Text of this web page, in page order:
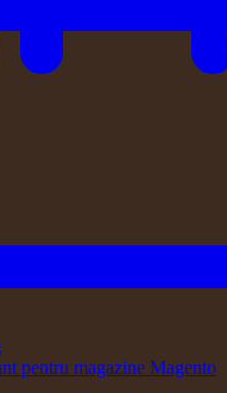
pentru magazine Magento